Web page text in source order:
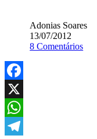
Adonias Soares
13/07/2012
8 Comentários
Facebook
X
WhatsApp